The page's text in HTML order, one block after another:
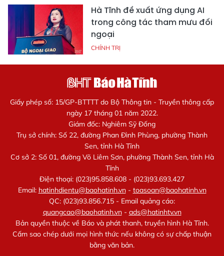
Hà Tĩnh đề xuất ứng dụng AI
trong công tác tham mưu đối
ngoại
CHÍNH TRỊ
Giấy phép số: 15/GP-BTTTT do Bộ Thông tin - Truyền thông cấp
ngày 17 tháng 01 năm 2022.
Giám đốc: Nghiêm Sỹ Đống
Trụ sở chính: Số 22, đường Phan Đình Phùng, phường Thành
Sen, tỉnh Hà Tĩnh
Cơ sở 2: Số 01, đường Võ Liêm Sơn, phường Thành Sen, tỉnh Hà
Tĩnh
Điện thoại: (023)95.858.608 - (023)93.693.427
Email: hatinhdientu@baohatinh.vn- toasoan@baohatinh.vn
QC: (023)93.856.715 - Email quảng cáo:
quangcao@baohatinh.vn- ads@hatinhtv.vn
Bản quyền thuộc về Báo và phát thanh, truyền hình Hà Tĩnh.
Cấm sao chép dưới mọi hình thức nếu không có sự chấp thuận
bằng văn bản.